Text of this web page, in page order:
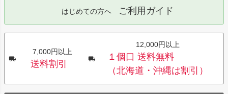
はじめての方へ ご利用ガイド
7,000円以上
送料割引
12,000円以上
１個口 送料無料
（北海道・沖縄は割引）